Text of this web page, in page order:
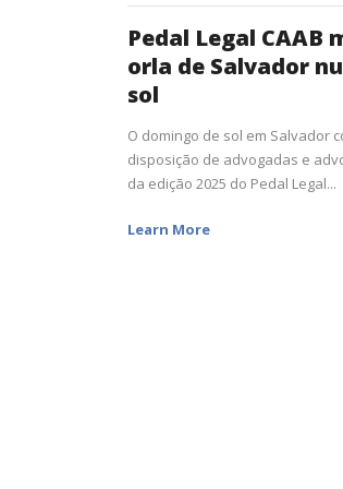
Pedal Legal CAAB
orla de Salvador
sol
O domingo de sol em Salvador
disposição de advogadas e
da edição 2025 do Pedal Legal...
Learn More